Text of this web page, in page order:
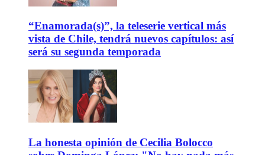
“Enamorada(s)”, la teleserie vertical más
vista de Chile, tendrá nuevos capítulos: así
será su segunda temporada
La honesta opinión de Cecilia Bolocco